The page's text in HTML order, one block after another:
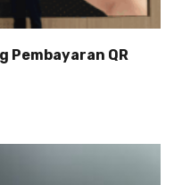
Pembayaran QR